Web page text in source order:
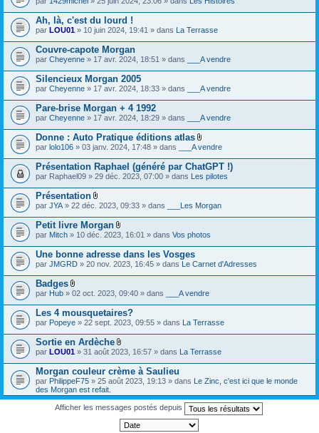
Ah, là, c'est du lourd !
par LOU01 » 10 juin 2024, 19:41 » dans La Terrasse
Couvre-capote Morgan
par Cheyenne » 17 avr. 2024, 18:51 » dans ___A vendre
Silencieux Morgan 2005
par Cheyenne » 17 avr. 2024, 18:33 » dans ___A vendre
Pare-brise Morgan + 4 1992
par Cheyenne » 17 avr. 2024, 18:29 » dans ___A vendre
Donne : Auto Pratique éditions atlas
F
c
h
i
e
(
o
i
t
)
par lolo106 » 03 janv. 2024, 17:48 » dans ___A vendre
Présentation Raphael (généré par ChatGPT !)
par Raphael09 » 29 déc. 2023, 07:00 » dans Les pilotes
Présentation
F
c
h
i
e
r
(
j
o
i
n
t
s
)
par JYA » 22 déc. 2023, 09:33 » dans ___Les Morgan
Petit livre Morgan
i
c
h
i
e
(
)
j
o
i
n
t
s
)
par Mitch » 10 déc. 2023, 16:01 » dans Vos photos
Une bonne adresse dans les Vosges
par JMGRD » 20 nov. 2023, 16:45 » dans Le Carnet d'Adresses
Badges
F
c
h
e
(
)
j
o
i
n
t
par Hub » 02 oct. 2023, 09:40 » dans ___A vendre
Les 4 mousquetaires?
par Popeye » 22 sept. 2023, 09:55 » dans La Terrasse
Sortie en Ardèche
F
c
h
i
r
(
s
)
par LOU01 » 31 août 2023, 16:57 » dans La Terrasse
Morgan couleur crème à Saulieu
par PhilippeF75 » 25 août 2023, 19:13 » dans Le Zinc, c'est ici que le monde
des Morgan est refait.
Afficher les messages postés depuis